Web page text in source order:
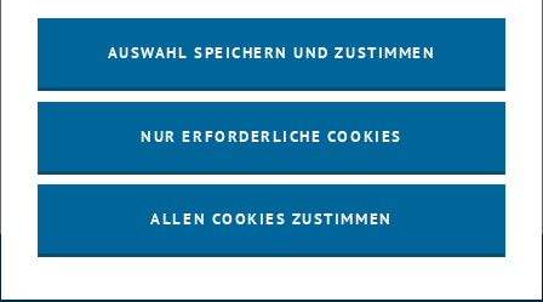
Wissenschaftliche Vorträge
AUSWAHL SPEICHERN UND ZUSTIMMEN
NUR ERFORDERLICHE COOKIES
ALLEN COOKIES ZUSTIMMEN